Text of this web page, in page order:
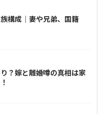
構成｜妻や兄弟、国籍
？嫁と離婚噂の真相は家